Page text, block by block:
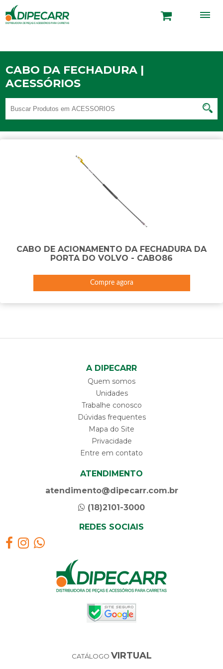
CABO DA FECHADURA |
ACESSÓRIOS
CABO DE ACIONAMENTO DA FECHADURA DA
PORTA DO VOLVO - CABO86
Compre agora
A DIPECARR
Quem somos
Unidades
Trabalhe conosco
Dúvidas frequentes
Mapa do Site
Privacidade
Entre em contato
ATENDIMENTO
atendimento@dipecarr.com.br
(18)2101-3000
REDES SOCIAIS
CATÁLOGO VIRTUAL